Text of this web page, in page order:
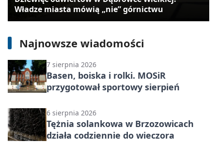
Władze miasta mówią „nie” górnictwu
Najnowsze wiadomości
7 sierpnia 2026
Fotowoltaika na dachu urzędu pracy.
Montaż zakończony
7 sierpnia 2026
Basen, boiska i rolki. MOSiR
przygotował sportowy sierpień
6 sierpnia 2026
Tężnia solankowa w Brzozowicach
działa codziennie do wieczora